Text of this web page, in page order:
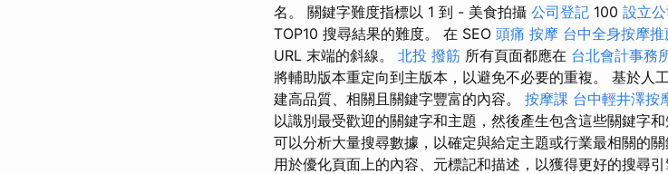
名。 關鍵字難度指標以 1 到 - 美食拍攝 公司登記 100 設立公
TOP10 搜尋結果的難度。 在 SEO 頭痛 按摩 台中全身按摩推
URL 末端的斜線。 北投 撥筋 所有頁面都應在 台北會計事務
將輔助版本重定向到主版本，以避免不必要的重複。 基於人
建高品質、相關且關鍵字豐富的內容。 按摩課 台中輕井澤按
以識別最受歡迎的關鍵字和主題，然後產生包含這些關鍵字和
可以分析大量搜尋數據，以確定與給定主題或行業最相關的關
用於優化頁面上的內容、元標記和描述，以獲得更好的搜尋